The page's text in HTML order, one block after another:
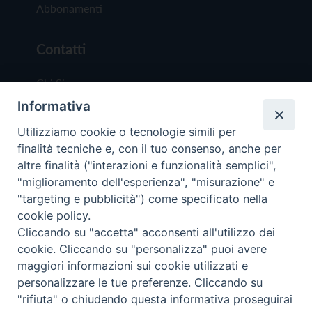
Abbonamenti
Contatti
Chi Siamo
Redazione
Scrivici
Copyright © 2019 - Tutti i diritti riservati - Vita
Trentina Editrice
Privacy Policy
Torna
Informativa
Utilizziamo cookie o tecnologie simili per
finalità tecniche e, con il tuo consenso, anche per
altre finalità ("interazioni e funzionalità semplici",
"miglioramento dell'esperienza", "misurazione" e
"targeting e pubblicità") come specificato nella
cookie policy.
Cliccando su "accetta" acconsenti all'utilizzo dei
cookie. Cliccando su "personalizza" puoi avere
maggiori informazioni sui cookie utilizzati e
personalizzare le tue preferenze. Cliccando su
"rifiuta" o chiudendo questa informativa proseguirai